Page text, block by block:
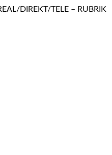
DIREKT/TELE – RUBRIK